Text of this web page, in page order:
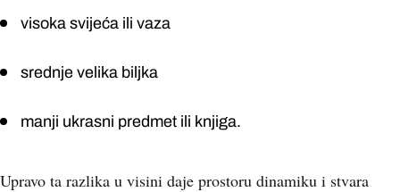
visoka svijeća ili vaza
srednje velika biljka
manji ukrasni predmet ili knjiga.
Upravo ta razlika u visini daje prostoru dinamiku i stvara